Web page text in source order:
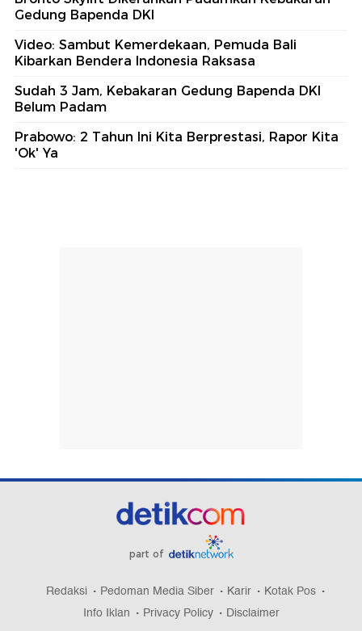
Gedung Bapenda DKI
Video: Sambut Kemerdekaan, Pemuda Bali
Kibarkan Bendera Indonesia Raksasa
Sudah 3 Jam, Kebakaran Gedung Bapenda DKI
Belum Padam
Prabowo: 2 Tahun Ini Kita Berprestasi, Rapor Kita
'Ok' Ya
part of
Redaksi Pedoman Media Siber Karir
Kotak Pos
Info Iklan
Privacy Policy Disclaimer